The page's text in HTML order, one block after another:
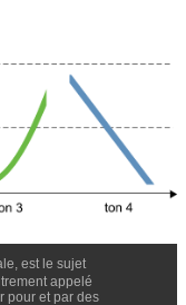
est le sujet
appelé
pour et par des